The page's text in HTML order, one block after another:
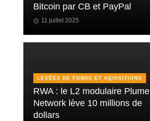
Bitcoin par CB et PayPal
11 juillet 2025
LEVÉES DE FONDS ET AQUISITIONS
RWA : le L2 modulaire Plume
Network lève 10 millions de
dollars